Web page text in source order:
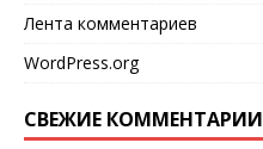
Лента комментариев
WordPress.org
СВЕЖИЕ КОММЕНТАРИИ